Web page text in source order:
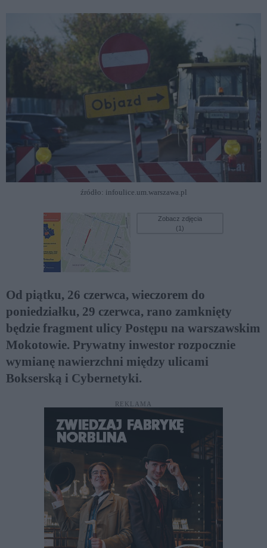
źródło: infoulice.um.warszawa.pl
Zobacz zdjęcia
(1)
Od piątku, 26 czerwca, wieczorem do
poniedziałku, 29 czerwca, rano zamknięty
będzie fragment ulicy Postępu na warszawskim
Mokotowie. Prywatny inwestor rozpocznie
wymianę nawierzchni między ulicami
Bokserską i Cybernetyki.
REKLAMA